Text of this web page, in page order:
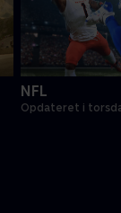
NFL
Opdateret i